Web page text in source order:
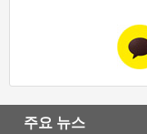
주요 뉴스